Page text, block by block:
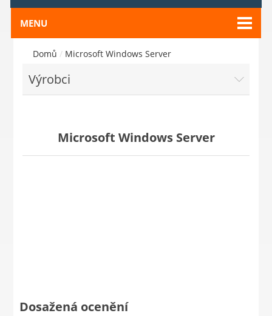
MENU
Domů / Microsoft Windows Server
Výrobci
Microsoft Windows Server
Dosažená ocenění